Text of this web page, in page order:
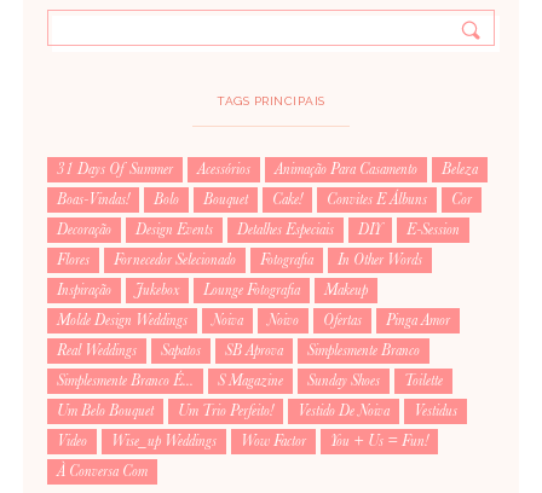
TAGS PRINCIPAIS
31 Days Of Summer Acessórios Animação Para Casamento
Beleza
Boas-Vindas!
Bolo Bouquet Cake! Convites E Álbuns
Cor
Decoração
Design Events Detalhes Especiais DIY
E-Session
Flores
Fornecedor Selecionado Fotografia
In Other Words
Inspiração
Jukebox Lounge Fotografia
Makeup
Molde Design Weddings
Noiva Noivo Ofertas
Pinga Amor
Real Weddings
Sapatos SB Aprova
Simplesmente Branco
Simplesmente Branco É...
S Magazine Sunday Shoes
Toilette
Um Belo Bouquet
Um Trio Perfeito! Vestido De Noiva
Vestidus
Video
Wise_up Weddings Wow Factor
You + Us = Fun!
À Conversa Com